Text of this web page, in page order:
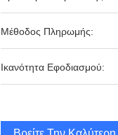
Μέθοδος Πληρωμής:
Ικανότητα Εφοδιασμού: